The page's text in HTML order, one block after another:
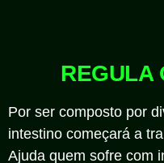
REGULA
Por ser composto por
intestino começará a
Ajuda quem sofre com